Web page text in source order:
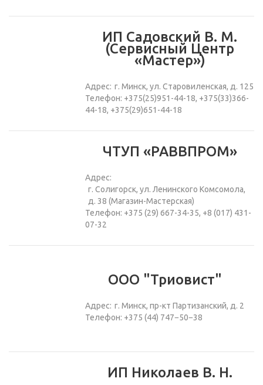
ИП Садовский В. М.
(Сервисный Центр
«Мастер»)
Адрес: г. Минск, ул. Старовиленская, д. 125
Телефон: +375(25)951-44-18, +375(33)366-
44-18, +375(29)651-44-18
ЧТУП «РАВВПРОМ»
Адрес:
г. Солигорск, ул. Ленинского Комсомола,
д. 38 (Магазин-Мастерская)
Телефон: +375 (29) 667-34-35, +8 (017) 431-
07-32
ООО "Триовист"
Адрес: г. Минск, пр-кт Партизанский, д. 2
Телефон: +375 (44) 747−50−38
ИП Николаев В. Н.